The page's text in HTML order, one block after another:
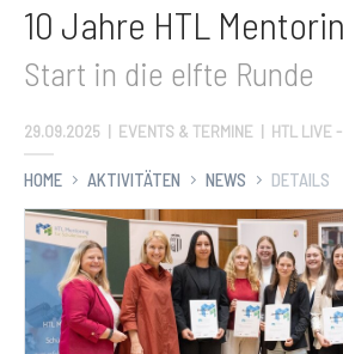
10 Jahre HTL
Start in die elfte Runde
29.09.2025 EVENTS & TERMINE | HTL LIVE -
HOME AKTIVITÄTEN NEWS DETAILS